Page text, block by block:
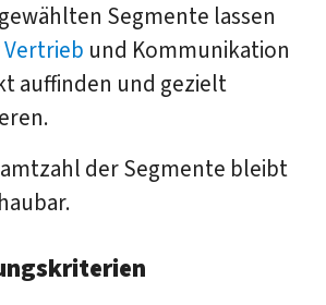
Segmente lassen
Vertrieb und Kommunikation
auffinden und gezielt
der Segmente bleibt